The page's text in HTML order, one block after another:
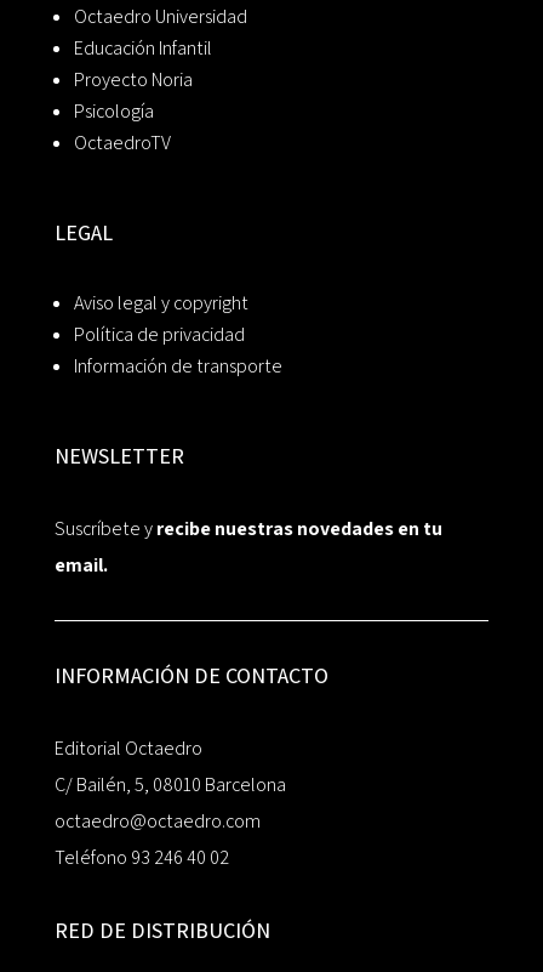
Octaedro Universidad
Educación Infantil
Proyecto Noria
Psicología
OctaedroTV
LEGAL
Aviso legal y copyright
Política de privacidad
Información de transporte
NEWSLETTER
Suscríbete yrecibe nuestras novedades en tu
email.
INFORMACIÓN DE CONTACTO
Editorial Octaedro
C/ Bailén, 5, 08010 Barcelona
octaedro@octaedro.com
Teléfono 93 246 40 02
RED DE DISTRIBUCIÓN